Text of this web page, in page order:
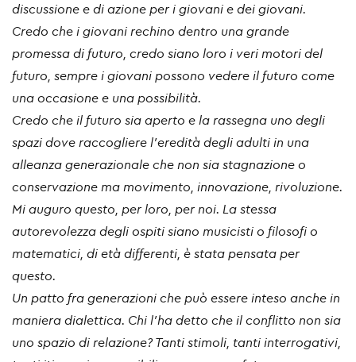
discussione e di azione per i giovani e dei giovani.
Credo che i giovani rechino dentro una grande
promessa di futuro, credo siano loro i veri motori del
futuro, sempre i giovani possono vedere il futuro come
una occasione e una possibilità.
Credo che il futuro sia aperto e la rassegna uno degli
spazi dove raccogliere l'eredità degli adulti in una
alleanza generazionale che non sia stagnazione o
conservazione ma movimento, innovazione, rivoluzione.
Mi auguro questo, per loro, per noi. La stessa
autorevolezza degli ospiti siano musicisti o filosofi o
matematici, di età differenti, è stata pensata per
questo.
Un patto fra generazioni che può essere inteso anche in
maniera dialettica. Chi l'ha detto che il conflitto non sia
uno spazio di relazione? Tanti stimoli, tanti interrogativi,